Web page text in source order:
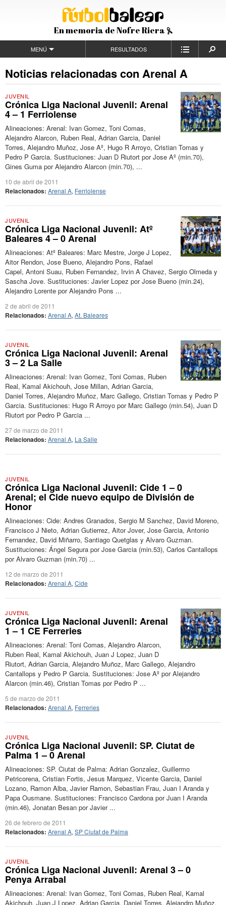
En memoria de Nofre Riera
MENÚ RESULTADOS
Noticias relacionadas con Arenal A
JUVENIL
Crónica Liga Nacional Juvenil: Arenal
4 – 1 Ferriolense
Alineaciones: Arenal: Ivan Gomez, Toni Comas,
Alejandro Alarcon, Ruben Real, Adrian Garcia, Daniel
Torres, Alejandro Muñoz, Jose Aº, Hugo R Arroyo, Cristian Tomas y
Pedro P Garcia. Sustituciones: Juan D Riutort por Jose Aº (min.70),
Gines Guma por Alejandro Alarcon (min.70), ...
10 de abril de 2011
Relacionados: Arenal A, Ferriolense
JUVENIL
Crónica Liga Nacional Juvenil: Atº
Baleares 4 – 0 Arenal
Alineaciones: Atº Baleares: Marc Mestre, Jorge J Lopez,
Aitor Rendon, Jose Bueno, Alejandro Pons, Rafael
Capel, Antoni Suau, Ruben Fernandez, Irvin A Chavez, Sergio Olmeda y
Sascha Jove. Sustituciones: Javier Lopez por Jose Bueno (min.24),
Alejandro Lorente por Alejandro Pons ...
2 de abril de 2011
Relacionados: Arenal A, At. Baleares
JUVENIL
Crónica Liga Nacional Juvenil: Arenal
3 – 2 La Salle
Alineaciones: Arenal: Ivan Gomez, Toni Comas, Ruben
Real, Kamal Akichouh, Jose Millan, Adrian Garcia,
Daniel Torres, Alejandro Muñoz, Marc Gallego, Cristian Tomas y Pedro P
Garcia. Sustituciones: Hugo R Arroyo por Marc Gallego (min.54), Juan D
Riutort por Pedro P Garcia ...
27 de marzo de 2011
Relacionados: Arenal A, La Salle
JUVENIL
Crónica Liga Nacional Juvenil: Cide 1 – 0
Arenal; el Cide nuevo equipo de División de
Honor
Alineaciones: Cide: Andres Granados, Sergio M Sanchez, David Moreno,
Francisco J Nieto, Adrian Gutierrez, Aitor Jover, Jose Garcia, Antonio
Fernandez, David Miñarro, Santiago Quetglas y Alvaro Guzman.
Sustituciones: Ángel Segura por Jose Garcia (min.53), Carlos Cantallops
por Alvaro Guzman (min.70) ...
12 de marzo de 2011
Relacionados: Arenal A, Cide
JUVENIL
Crónica Liga Nacional Juvenil: Arenal
1 – 1 CE Ferreries
Alineaciones: Arenal: Toni Comas, Alejandro Alarcon,
Ruben Real, Kamal Akichouh, Juan J Lopez, Juan D
Riutort, Adrian Garcia, Alejandro Muñoz, Marc Gallego, Alejandro
Cantallops y Pedro P Garcia. Sustituciones: Jose Aº por Alejandro
Alarcon (min.46), Cristian Tomas por Pedro P ...
5 de marzo de 2011
Relacionados: Arenal A, Ferreries
JUVENIL
Crónica Liga Nacional Juvenil: SP. Ciutat de
Palma 1 – 0 Arenal
Alineaciones: SP. Ciutat de Palma: Adrian Gonzalez, Guillermo
Petricorena, Cristian Fortis, Jesus Marquez, Vicente Garcia, Daniel
Lozano, Ramon Alba, Javier Ramon, Sebastian Frau, Juan I Aranda y
Papa Ousmane. Sustituciones: Francisco Cardona por Juan I Aranda
(min.46), Jonatan Besan por Javier ...
26 de febrero de 2011
Relacionados: Arenal A, SP Ciutat de Palma
JUVENIL
Crónica Liga Nacional Juvenil: Arenal 3 – 0
Penya Arrabal
Alineaciones: Arenal: Ivan Gomez, Toni Comas, Ruben Real, Kamal
Akichouh, Juan J Lopez, Adrian Garcia, Daniel Torres, Alejandro Muñoz,